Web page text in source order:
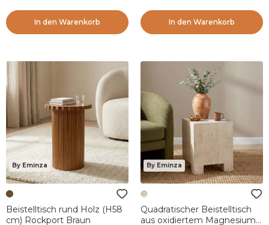
In den Warenkorb In den Warenkorb
By Eminza
Beistelltisch rund Holz (H58
cm) Rockport Braun
By Eminza
Quadratischer Beistelltisch
aus oxidiertem Magnesium